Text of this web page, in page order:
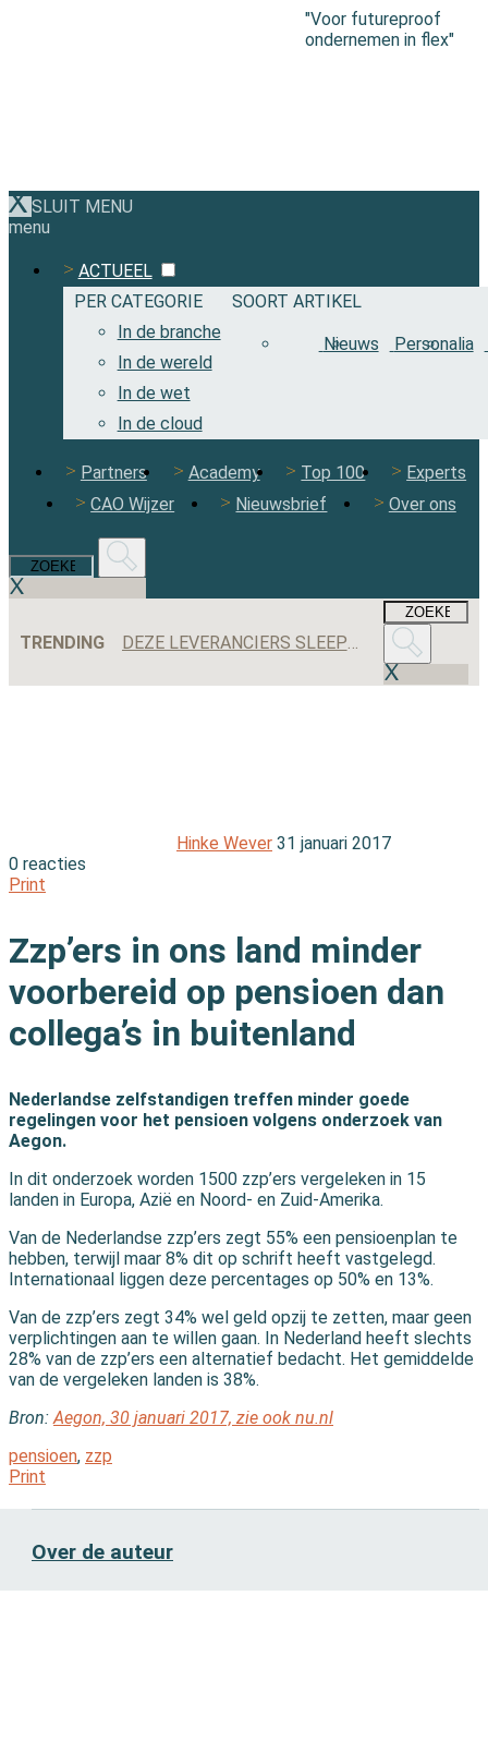
"Voor futureproof
ondernemen in flex"
SLUIT MENU
menu
ACTUEEL
PER CATEGORIE
In de branche
In de wereld
In de wet
In de cloud
SOORT ARTIKEL
Nieuws Personalia
Partners Academy Top 100
Experts
CAO Wijzer
Nieuwsbrief Over ons
TRENDING DEZE LEVERANCIERS SLEEPTEN DE MEESTE AANBESTEDINGEN BINNEN IN 2025
Hinke Wever 31 januari 2017
0 reacties
Print
Zzp’ers in ons land minder
voorbereid op pensioen dan
collega’s in buitenland
Nederlandse zelfstandigen treffen minder goede
regelingen voor het pensioen volgens onderzoek van
Aegon.
In dit onderzoek worden 1500 zzp’ers vergeleken in 15
landen in Europa, Azië en Noord- en Zuid-Amerika.
Van de Nederlandse zzp’ers zegt 55% een pensioenplan te
hebben, terwijl maar 8% dit op schrift heeft vastgelegd.
Internationaal liggen deze percentages op 50% en 13%.
Van de zzp’ers zegt 34% wel geld opzij te zetten, maar geen
verplichtingen aan te willen gaan. In Nederland heeft slechts
28% van de zzp’ers een alternatief bedacht. Het gemiddelde
van de vergeleken landen is 38%.
Bron:Aegon, 30 januari 2017, zie ook nu.nl
pensioen, zzp
Print
Over de auteur